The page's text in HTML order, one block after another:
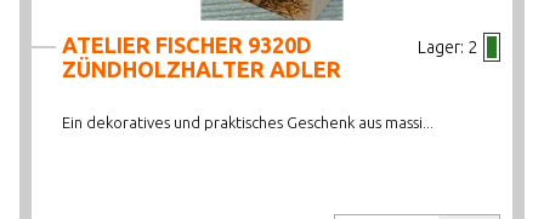
Lager: 2
ATELIER FISCHER 9320D
ZÜNDHOLZHALTER ADLER
Ein dekoratives und praktisches Geschenk aus massi...